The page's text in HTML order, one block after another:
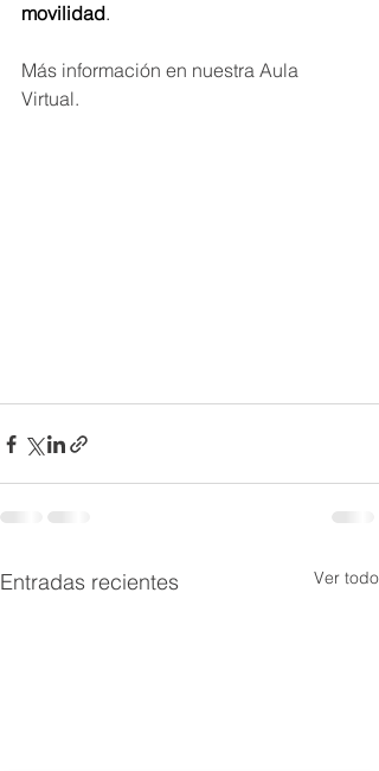
movilidad.
Más información en nuestra Aula
Virtual.
Entradas recientes Ver todo